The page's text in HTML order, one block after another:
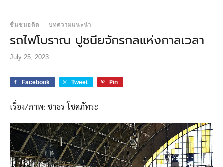
ชื่นชมอดีต บทความแนะนำ
รถไฟโบราณ ปูชนียจักรกลแห่งกาลเวลา
July 25, 2023
Facebook Tweet Pin
เรื่อง/ภาพ: ชาธร โชคภัทระ